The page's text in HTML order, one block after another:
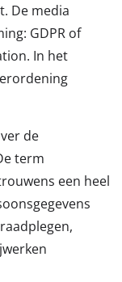
De media
GDPR of
In het
de
term
een heel